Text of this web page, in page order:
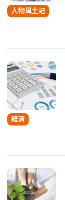
人物風土記
経済